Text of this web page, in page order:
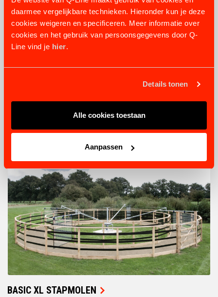
daarmee vergelijkbare technieken. Hieronder kun je deze
cookies weigeren en specificeren. Meer informatie over
cookies en het gebruik van persoonsgegevens door Q-
Line vind je hier.
Details tonen
Alle cookies toestaan
Aanpassen
BEKIJK PRODUCT
BASIC XL STAPMOLEN